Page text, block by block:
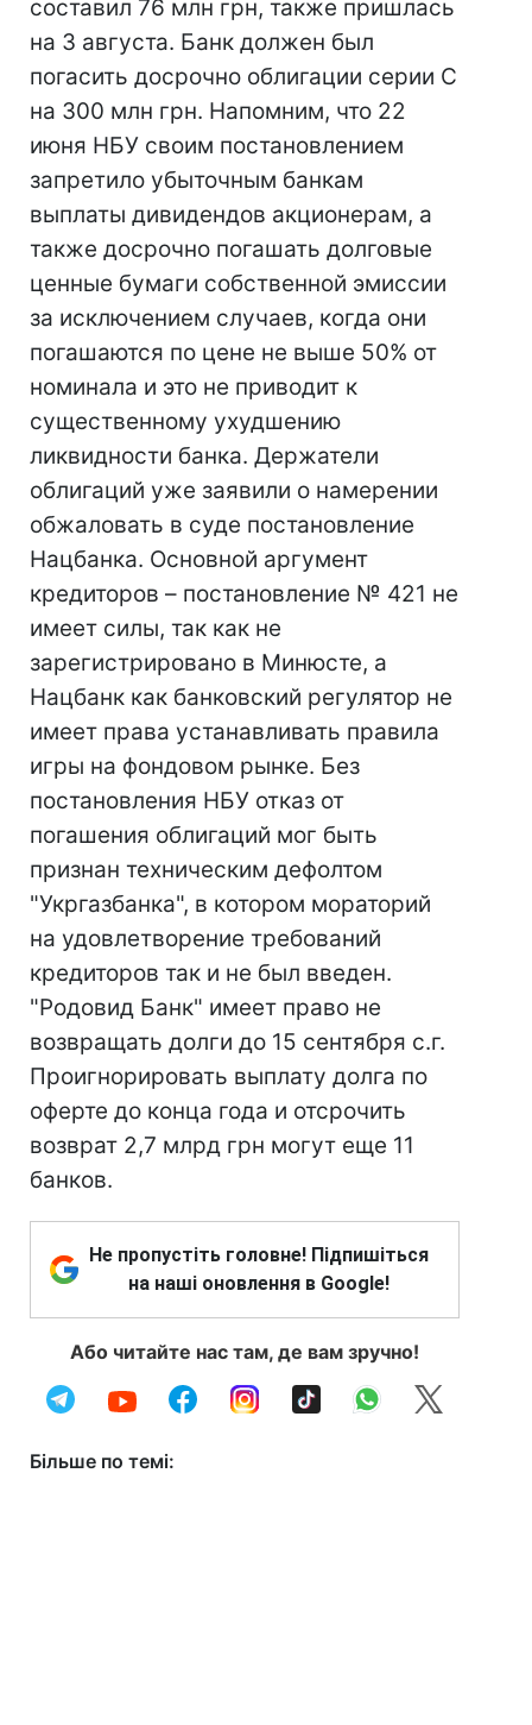
составил 76 млн грн, также пришлась
на 3 августа. Банк должен был
погасить досрочно облигации серии С
на 300 млн грн. Напомним, что 22
июня НБУ своим постановлением
запретило убыточным банкам
выплаты дивидендов акционерам, а
также досрочно погашать долговые
ценные бумаги собственной эмиссии
за исключением случаев, когда они
погашаются по цене не выше 50% от
номинала и это не приводит к
существенному ухудшению
ликвидности банка. Держатели
облигаций уже заявили о намерении
обжаловать в суде постановление
Нацбанка. Основной аргумент
кредиторов – постановление № 421 не
имеет силы, так как не
зарегистрировано в Минюсте, а
Нацбанк как банковский регулятор не
имеет права устанавливать правила
игры на фондовом рынке. Без
постановления НБУ отказ от
погашения облигаций мог быть
признан техническим дефолтом
"Укргазбанка", в котором мораторий
на удовлетворение требований
кредиторов так и не был введен.
"Родовид Банк" имеет право не
возвращать долги до 15 сентября с.г.
Проигнорировать выплату долга по
оферте до конца года и отсрочить
возврат 2,7 млрд грн могут еще 11
банков.
Не пропустіть головне! Підпишіться
на наші оновлення в Google!
Або читайте нас там, де вам зручно!
Більше по темі: